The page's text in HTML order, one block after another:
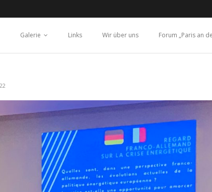
Galerie Links Wir über uns Forum „Paris an